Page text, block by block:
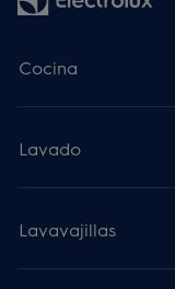
Cocina
Lavado
Lavavajillas